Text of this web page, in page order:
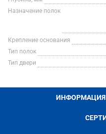
Назначение полок
Крепление основания
Тип полок
Тип двери